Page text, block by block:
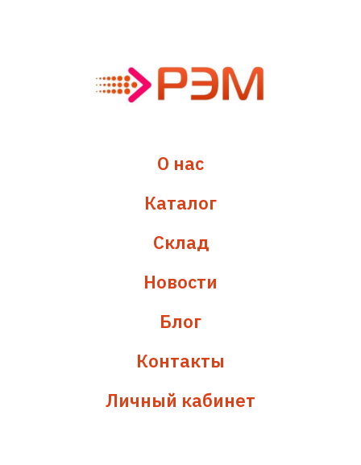
О нас
Каталог
Склад
Новости
Блог
Контакты
Личный кабинет